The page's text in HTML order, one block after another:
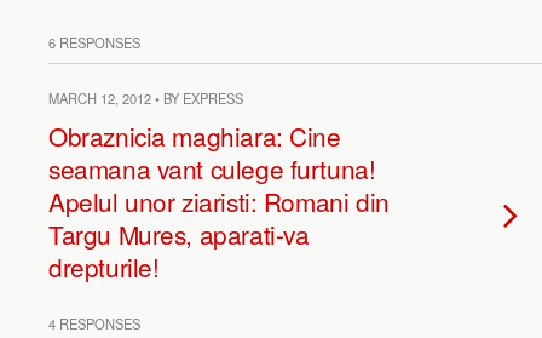
6 RESPONSES
MARCH 12, 2012 • BY EXPRESS
Obraznicia maghiara: Cine
seamana vant culege furtuna!
Apelul unor ziaristi: Romani din
Targu Mures, aparati-va
drepturile!
4 RESPONSES